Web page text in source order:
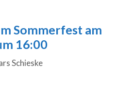
Sommerfest am
16:00
Schieske